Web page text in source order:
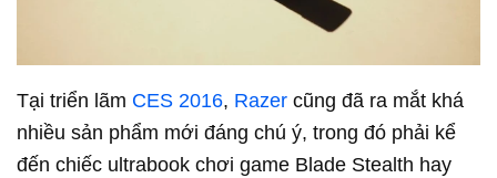
Tại triển lãm CES 2016, Razer cũng đã ra mắt khá
nhiều sản phẩm mới đáng chú ý, trong đó phải kể
đến chiếc ultrabook chơi game Blade Stealth hay